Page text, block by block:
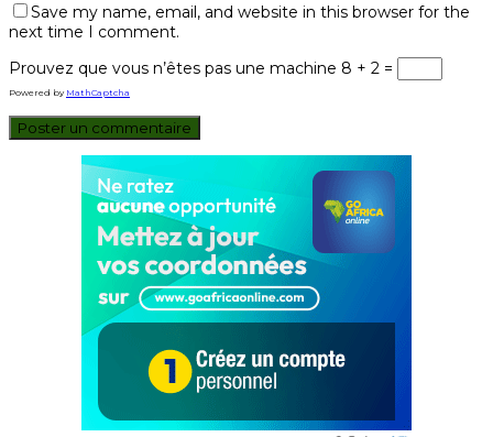
Save my name, email, and website in this browser for the
next time I comment.
Prouvez que vous n’êtes pas une machine 8 + 2 =
Powered by MathCaptcha